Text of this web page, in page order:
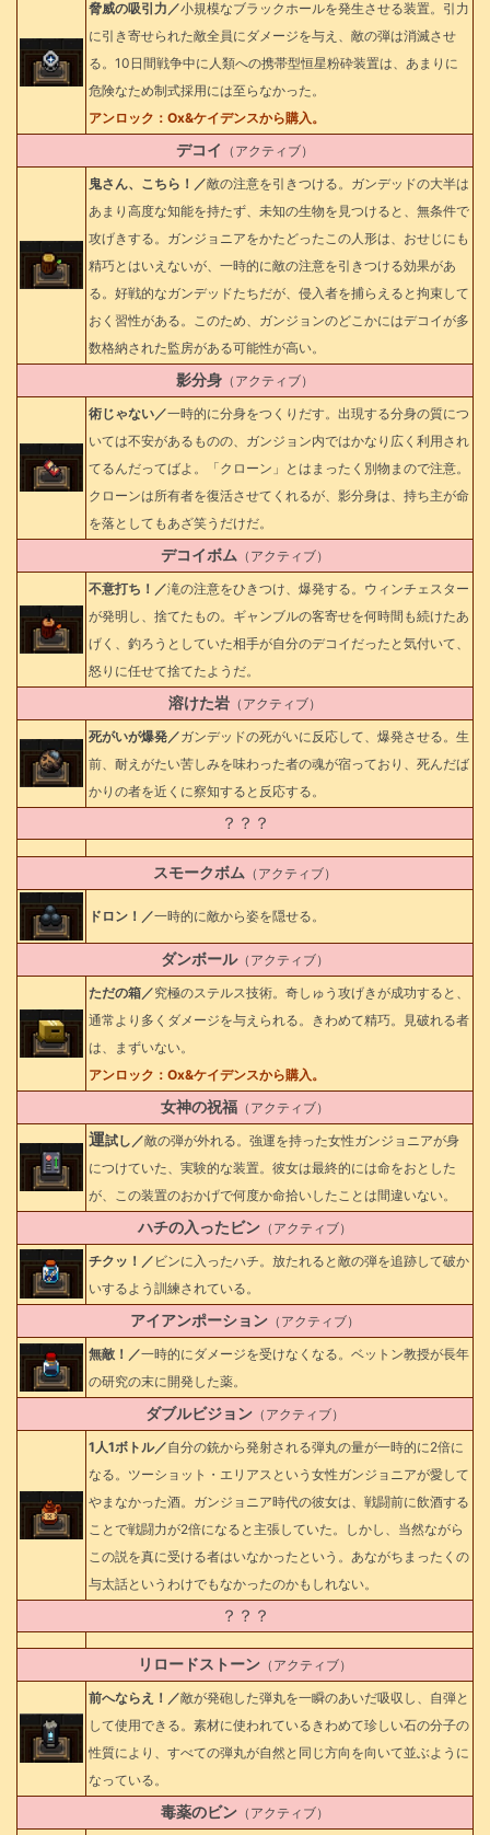
脅威の吸引力／小規模なブラックホールを発生させる装置。引力
に引き寄せられた敵全員にダメージを与え、敵の弾は消滅させ
る。10日間戦争中に人類への携帯型恒星粉砕装置は、あまりに
危険なため制式採用には至らなかった。
アンロック：Ox&ケイデンスから購入。
デコイ （アクティブ）
鬼さん、こちら！／敵の注意を引きつける。ガンデッドの大半は
あまり高度な知能を持たず、未知の生物を見つけると、無条件で
攻げきする。ガンジョニアをかたどったこの人形は、おせじにも
精巧とはいえないが、一時的に敵の注意を引きつける効果があ
る。好戦的なガンデッドたちだが、侵入者を捕らえると拘束して
おく習性がある。このため、ガンジョンのどこかにはデコイが多
数格納された監房がある可能性が高い。
影分身 （アクティブ）
術じゃない／一時的に分身をつくりだす。出現する分身の質につ
いては不安があるものの、ガンジョン内ではかなり広く利用され
てるんだってばよ。「クローン」とはまったく別物まので注意。
クローンは所有者を復活させてくれるが、影分身は、持ち主が命
を落としてもあざ笑うだけだ。
デコイボム （アクティブ）
不意打ち！／滝の注意をひきつけ、爆発する。ウィンチェスター
が発明し、捨てたもの。ギャンブルの客寄せを何時間も続けたあ
げく、釣ろうとしていた相手が自分のデコイだったと気付いて、
怒りに任せて捨てたようだ。
溶けた岩 （アクティブ）
死がいが爆発／ガンデッドの死がいに反応して、爆発させる。生
前、耐えがたい苦しみを味わった者の魂が宿っており、死んだば
かりの者を近くに察知すると反応する。
？？？
スモークボム （アクティブ）
ドロン！／一時的に敵から姿を隠せる。
ダンボール（アクティブ）
ただの箱／究極のステルス技術。奇しゅう攻げきが成功すると、
通常より多くダメージを与えられる。きわめて精巧。見破れる者
は、まずいない。
アンロック：Ox&ケイデンスから購入。
女神の祝福 （アクティブ）
運試し／敵の弾が外れる。強運を持った女性ガンジョニアが身
につけていた、実験的な装置。彼女は最終的には命をおとした
が、この装置のおかげで何度か命拾いしたことは間違いない。
ハチの入ったビン （アクティブ）
チクッ！／ ビンに入ったハチ。放たれると敵の弾を追跡して破か
いするよう訓練されている。
アイアンポーション （アクティブ）
無敵！／一時的にダメージを受けなくなる。ベットン教授が長年
の研究の末に開発した薬。
ダブルビジョン （アクティブ）
1人1ボトル／自分の銃から発射される弾丸の量が一時的に2倍に
なる。ツーショット・エリアスという女性ガンジョニアが愛して
やまなかった酒。ガンジョニア時代の彼女は、戦闘前に飲酒する
ことで戦闘力が2倍になると主張していた。しかし、当然ながら
この説を真に受ける者はいなかったという。あながちまったくの
与太話というわけでもなかったのかもしれない。
？？？
リロードストーン （アクティブ）
前へならえ！／敵が発砲した弾丸を一瞬のあいだ吸収し、自弾と
して使用できる。素材に使われているきわめて珍しい石の分子の
性質により、すべての弾丸が自然と同じ方向を向いて並ぶように
なっている。
毒薬のビン （アクティブ）